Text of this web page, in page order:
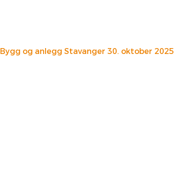
Bygg og anlegg Stavanger 30. oktober 2025